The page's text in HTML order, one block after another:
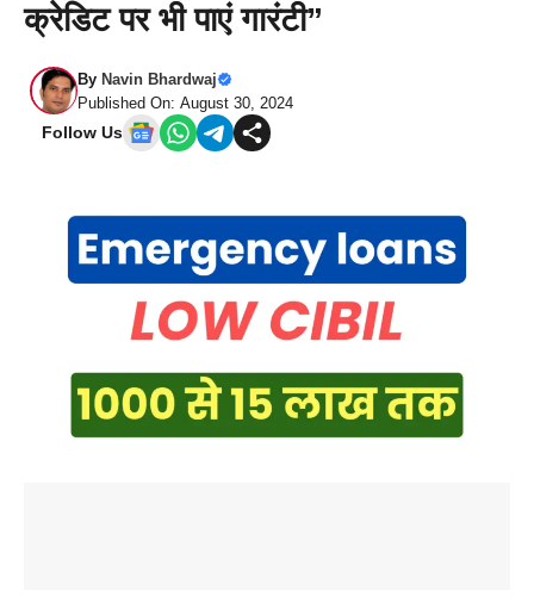
क्रेडिट पर भी पाएं गारंटी”
By Navin Bhardwaj
Published On: August 30, 2024
Follow Us